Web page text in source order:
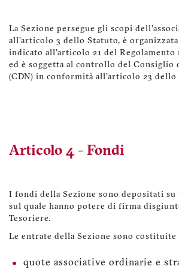
La Sezione persegue gli scopi
all'articolo 3 dello Statuto, è organizzata
indicato all'articolo 21 del Regolamento
ed è soggetta al controllo del Consiglio
(CDN) in conformità all'articolo 23 dello
Articolo 4 - Fondi
I fondi della Sezione sono depositati su
sul quale hanno potere di firma
Tesoriere.
Le entrate della Sezione sono costituite
quote associative ordinarie e